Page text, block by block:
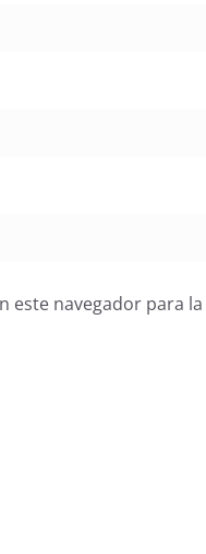
navegador para